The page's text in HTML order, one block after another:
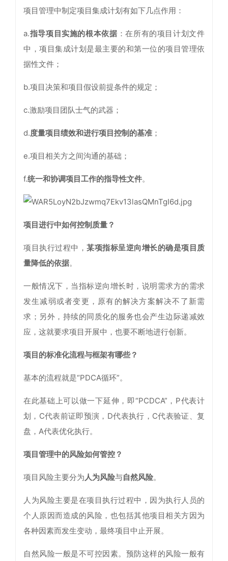
项目管理中制定项目集成计划有如下几点作用：
a.指导项目实施的根本依据 ：在所有的项目计划文件
中，项目集成计划是最主要的和第一位的项目管理依
据性文件；
b.项目决策和项目假设前提条件的规定；
c.激励项目团队士气的武器；
d.度量项目绩效和进行项目控制的基准 ；
e.项目相关方之间沟通的基础；
f.统一和协调项目工作的指导性文件。
项目进行中如何控制质量？
项目执行过程中， 某项指标呈逆向增长的确是项目质
量降低的依据。
一般情况下，当指标逆向增长时，说明需求方的需求
发生减弱或者变更，原有的解决方案解决不了新需
求；另外，持续的同质化的服务也会产生边际递减效
应，这就要求项目开展中，也要不断地进行创新。
项目的标准化流程与框架有哪些？
基本的流程就是“PDCA循环”。
在此基础上可以做一下延伸，即“PCDCA”，P代表计
划，C代表前证即预演，D代表执行，C代表验证、复
盘，A代表优化执行。
项目管理中的风险如何管控？
项目风险主要分为人为风险与自然风险。
人为风险主要是在项目执行过程中，因为执行人员的
个人原因而造成的风险，也包括其他项目相关方因为
各种因素而发生变动，最终项目中止开展。
自然风险一般是不可控因素。预防这样的风险一般有